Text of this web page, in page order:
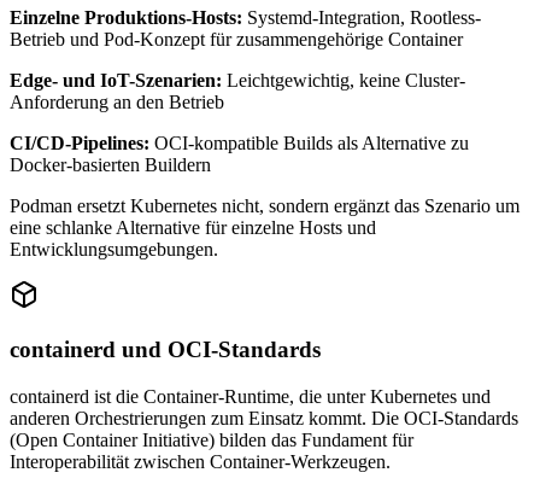
Einzelne Produktions-Hosts: Systemd-Integration, Rootless-
Betrieb und Pod-Konzept für zusammengehörige Container
Edge- und IoT-Szenarien: Leichtgewichtig, keine Cluster-
Anforderung an den Betrieb
CI/CD-Pipelines: OCI-kompatible Builds als Alternative zu
Docker-basierten Buildern
Podman ersetzt Kubernetes nicht, sondern ergänzt das Szenario um
eine schlanke Alternative für einzelne Hosts und
Entwicklungsumgebungen.
containerd und OCI-Standards
containerd ist die Container-Runtime, die unter Kubernetes und
anderen Orchestrierungen zum Einsatz kommt. Die OCI-Standards
(Open Container Initiative) bilden das Fundament für
Interoperabilität zwischen Container-Werkzeugen.